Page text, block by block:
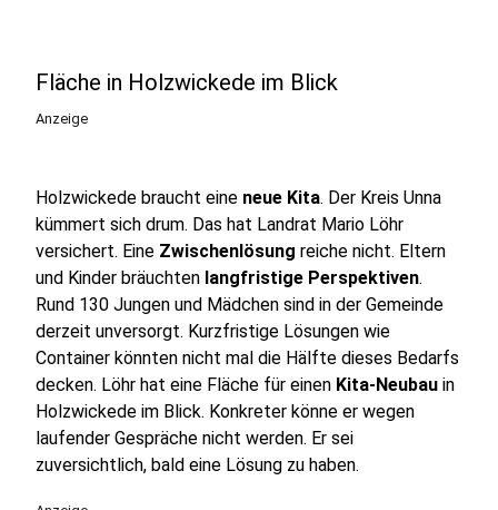
Fläche in Holzwickede im Blick
Anzeige
Holzwickede braucht eine neue Kita. Der Kreis Unna
kümmert sich drum. Das hat Landrat Mario Löhr
versichert. Eine Zwischenlösung reiche nicht. Eltern
und Kinder bräuchten langfristige Perspektiven.
Rund 130 Jungen und Mädchen sind in der Gemeinde
derzeit unversorgt. Kurzfristige Lösungen wie
Container könnten nicht mal die Hälfte dieses Bedarfs
decken. Löhr hat eine Fläche für einen Kita-Neubau in
Holzwickede im Blick. Konkreter könne er wegen
laufender Gespräche nicht werden. Er sei
zuversichtlich, bald eine Lösung zu haben.